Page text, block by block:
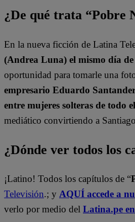
¿De qué trata “Pobre
En la nueva ficción de Latina
(Andrea Luna) el mismo día de
oportunidad para tomarle una
empresario Eduardo
entre mujeres solteras de todo
mediático convirtiendo a
¿Dónde ver todos los
¡Latino! Todos los capítulos de “
Televisión.; y AQUÍ accede a
verlo por medio del Latina.pe